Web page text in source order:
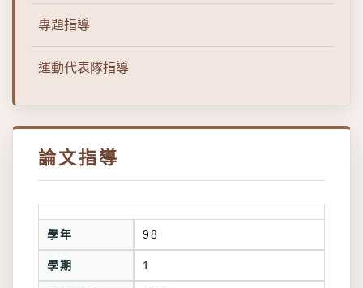
專題指導
運動代表隊指導
論文指導
學年 98
學期 1